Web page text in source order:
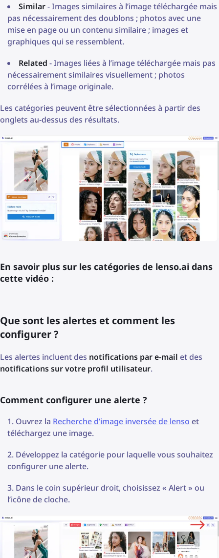
Similar- Images similaires à l’image téléchargée mais
pas nécessairement des doublons ; photos avec une
mise en page ou un contenu similaire ; images et
graphiques qui se ressemblent.
Related - Images liées à l’image téléchargée mais pas
nécessairement similaires visuellement ; photos
corrélées à l’image originale.
Les catégories peuvent être sélectionnées à partir des
onglets au-dessus des résultats.
En savoir plus sur les catégories de lenso.ai dans
cette vidéo :
Que sont les alertes et comment les
configurer ?
Les alertes incluent des notifications par e-mail et des
notifications sur votre profil utilisateur.
Comment configurer une alerte ?
Ouvrez la Recherche d’image inversée de lenso et
téléchargez une image.
Développez la catégorie pour laquelle vous souhaitez
configurer une alerte.
Dans le coin supérieur droit, choisissez « Alert » ou
l’icône de cloche.